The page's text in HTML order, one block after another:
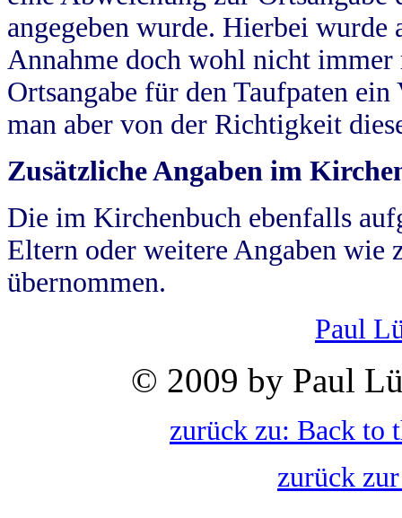
angegeben wurde. Hierbei wurde
Annahme doch wohl nicht
Ortsangabe für den Taufpaten
man aber von der Richtigkeit
Zusätzliche Angaben im
Die im Kirchenbuch ebenfalls
Eltern oder weitere Angaben wie
übernommen.
Paul
© 2009 by Paul
zurück zu: Back to
zurück